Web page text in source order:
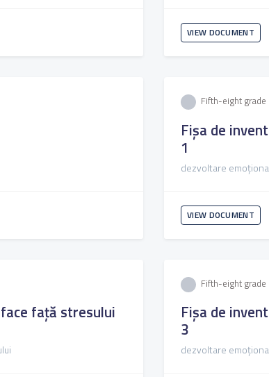
VIEW DOCUMENT
Fifth-eight grade
Fișa de
1
dezvoltare
VIEW DOCUMENT
față stresului
Fifth-eight grade
Fișa de
3
dezvoltare